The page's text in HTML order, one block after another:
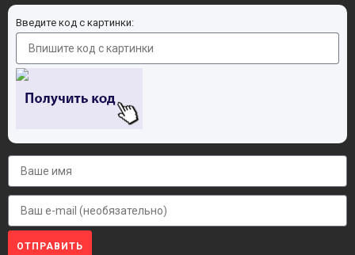
Введите код с картинки:
ОТПРАВИТЬ